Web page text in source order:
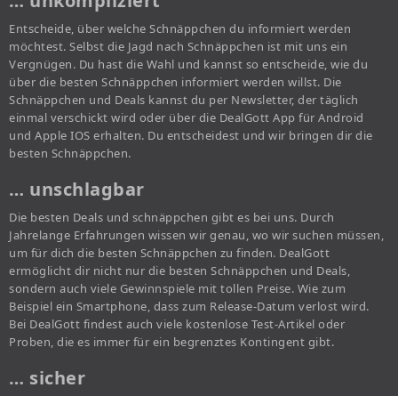
Entscheide, über welche Schnäppchen du informiert werden
möchtest. Selbst die Jagd nach Schnäppchen ist mit uns ein
Vergnügen. Du hast die Wahl und kannst so entscheide, wie du
über die besten Schnäppchen informiert werden willst. Die
Schnäppchen und Deals kannst du per Newsletter, der täglich
einmal verschickt wird oder über die DealGott App für Android
und Apple IOS erhalten. Du entscheidest und wir bringen dir die
besten Schnäppchen.
… unschlagbar
Die besten Deals und schnäppchen gibt es bei uns. Durch
Jahrelange Erfahrungen wissen wir genau, wo wir suchen müssen,
um für dich die besten Schnäppchen zu finden. DealGott
ermöglicht dir nicht nur die besten Schnäppchen und Deals,
sondern auch viele Gewinnspiele mit tollen Preise. Wie zum
Beispiel ein Smartphone, dass zum Release-Datum verlost wird.
Bei DealGott findest auch viele kostenlose Test-Artikel oder
Proben, die es immer für ein begrenztes Kontingent gibt.
… sicher